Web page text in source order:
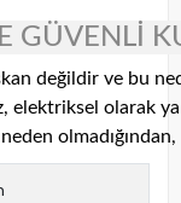
GÜVENLİ
değildir ve bu
elektriksel olarak
olmadığından,